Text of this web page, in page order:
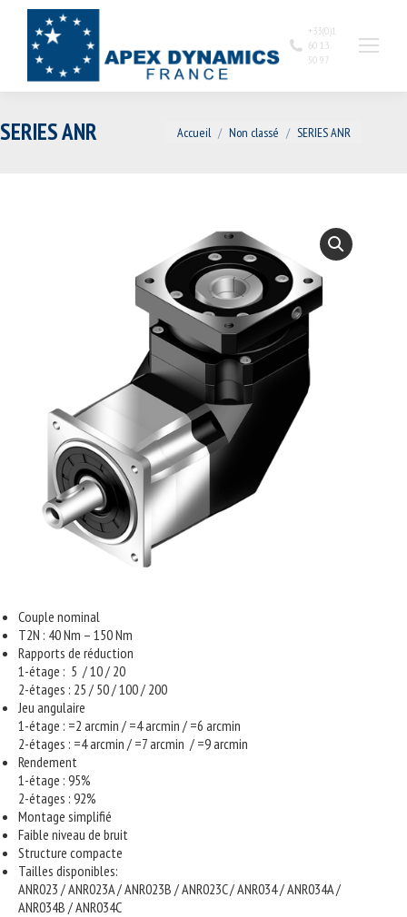
+33(0)1
60 13
50 97
SERIES ANR Vous êtes ici :
Accueil Non classé SERIES ANR
Couple nominal
T2N : 40 Nm – 150 Nm
Rapports de réduction
1-étage : 5 / 10 / 20
2-étages : 25 / 50 / 100 / 200
Jeu angulaire
1-étage : =2 arcmin / =4 arcmin / =6 arcmin
2-étages : =4 arcmin / =7 arcmin / =9 arcmin
Rendement
1-étage : 95%
2-étages : 92%
Montage simplifié
Faible niveau de bruit
Structure compacte
Tailles disponibles:
ANR023 / ANR023A / ANR023B / ANR023C / ANR034 / ANR034A /
ANR034B / ANR034C